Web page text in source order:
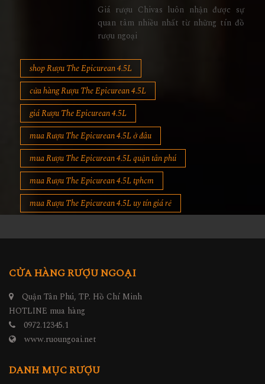
Giá rượu Chivas luôn nhận được sự
quan tâm nhiều nhất từ những tín đồ
rượu ngoại
shop Rượu The Epicurean 4.5L
cửa hàng Rượu The Epicurean 4.5L
giá Rượu The Epicurean 4.5L
mua Rượu The Epicurean 4.5L ở đâu
mua Rượu The Epicurean 4.5L quận tân phú
mua Rượu The Epicurean 4.5L tphcm
mua Rượu The Epicurean 4.5L uy tín giá rẻ
CỬA HÀNG RƯỢU NGOẠI
Quận Tân Phú, TP. Hồ Chí Minh
HOTLINE mua hàng
0972.12345.1
www.ruoungoai.net
DANH MỤC RƯỢU